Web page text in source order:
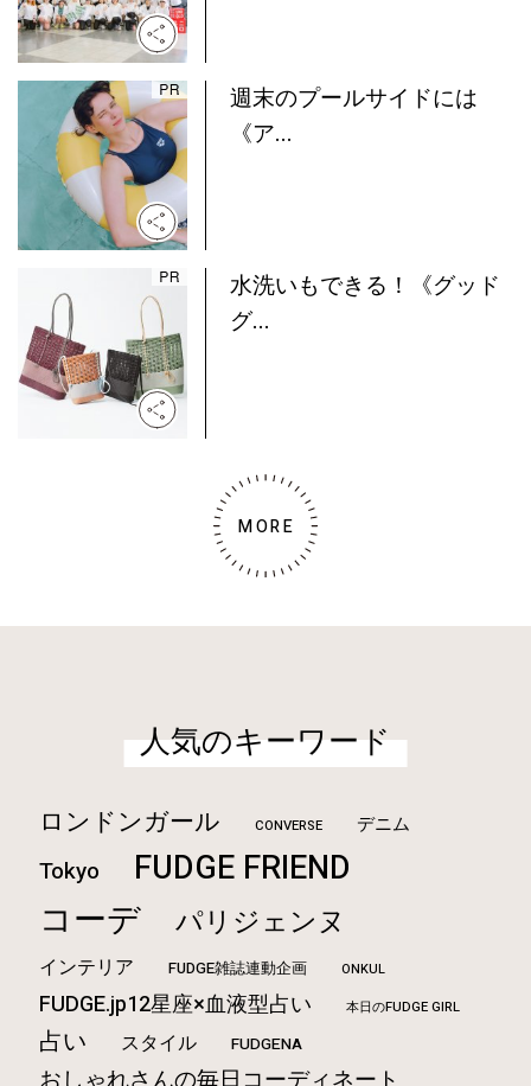
週末のプールサイドには
《ア...
水洗いもできる！《グッド
グ...
MORE
人気のキーワード
ロンドンガール CONVERSE デニム
Tokyo
FUDGE FRIEND
コーデ
パリジェンヌ
インテリア FUDGE雑誌連動企画 ONKUL
FUDGE.jp12星座×血液型占い 本日のFUDGE GIRL
占い スタイル FUDGENA